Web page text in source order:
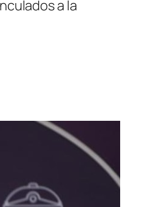
a la